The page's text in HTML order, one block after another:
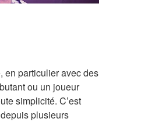
en particulier avec des
ou un joueur
simplicité. C’est
plusieurs